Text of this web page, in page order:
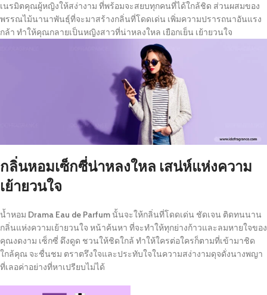
เนรมิตคุณผู้หญิงให้สง่างาม ที่พร้อมจะสยบทุกคนที่ได้ใกล้ชิด ส่วนผสมของ
พรรณไม้นานาพันธุ์ที่จะมาสร้างกลิ่นที่โดดเด่น เพิ่มความปรารถนาอันแรง
กล้า ทำให้คุณกลายเป็นหญิงสาวที่น่าหลงใหล เยือกเย็น เย้ายวนใจ
กลิ่นหอมเซ็กซี่น่าหลงใหล เสน่ห์แห่งความ
เย้ายวนใจ
น้ำหอม Drama Eau de Parfumนั้นจะให้กลิ่นที่โดดเด่น ชัดเจน ติดทนนาน
กลิ่นแห่งความเย้ายวนใจ หน้าค้นหา ที่จะทำให้ทุกย่างก้าวและลมหายใจของ
คุณงดงาม เซ็กซี่ ดึงดูด ชวนให้ชิดใกล้ ทำให้ใครต่อใครก็ตามที่เข้ามาชิด
ใกล้คุณ จะชื่นชม ตราตรึงใจและประทับใจในความสง่างามดุจดั่งนางพญา
ที่เลอค่าอย่างที่หาเปรียบไม่ได้